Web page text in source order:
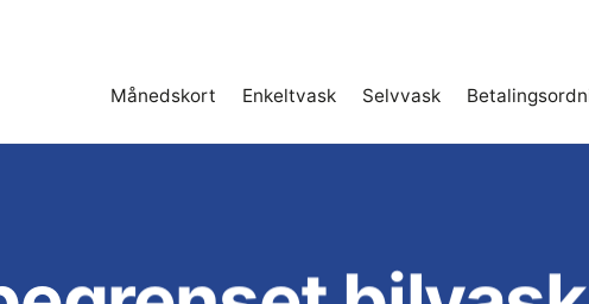
Månedskort Enkeltvask Selvvask